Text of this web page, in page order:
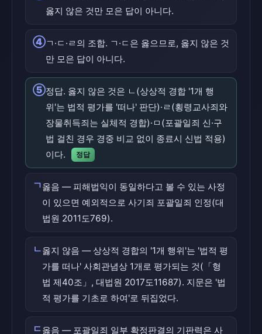
옳지 않은 것만 모은 답이 아니다.
④ㄱ·ㄷ·ㄹ의 조합. ㄱ·ㄷ은 옳으므로, 옳지 않은 것
만 모은 답이 아니다.
⑤정답. 옳지 않은 것은 ㄴ(상상적 경합 '1개 행
위'는 법적 평가를 '떠나' 판단)·ㄹ(횡령교사죄와
장물취득죄는 실체적 경합)·ㅁ(포괄일죄 신·구
법 걸친 경우 경중 비교 없이 종료시 신법 적용)
이다.
정답
ㄱ옳음 — 피해법익이 동일하다고 볼 수 있는 사정
이 있으면 예외적으로 사기죄 포괄일죄 인정(대
법원 2011도769).
ㄴ옳지 않음 — 상상적 경합의 '1개 행위'는 '법적 평
가를 떠나' 사회관념상 1개로 평가되는 것(「형
법 제40조」, 대법원 2017도11687). 지문은 '법
적 평가를 기초로 하여'로 뒤집었다.
ㄷ옳음 — 포괄일죄 일부 확정판결의 기판력은 사